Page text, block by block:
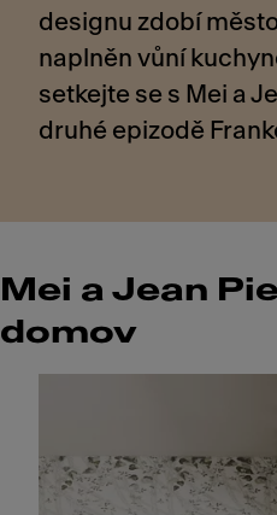
designu zdobí
naplněn vůní
setkejte se s Mei a
druhé epizodě
Mei a Jean
domov